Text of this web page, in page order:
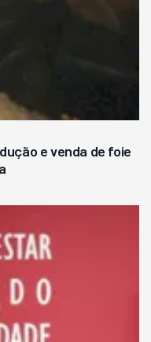
e venda de foie